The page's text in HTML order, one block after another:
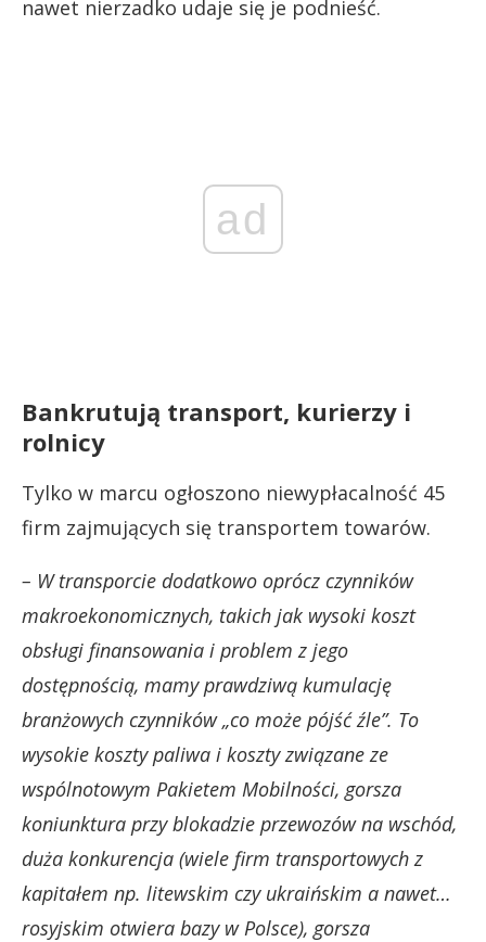
nawet nierzadko udaje się je podnieść.
ad
Bankrutują transport, kurierzy i
rolnicy
Tylko w marcu ogłoszono niewypłacalność 45
firm zajmujących się transportem towarów.
– W transporcie dodatkowo oprócz czynników
makroekonomicznych, takich jak wysoki koszt
obsługi finansowania i problem z jego
dostępnością, mamy prawdziwą kumulację
branżowych czynników „co może pójść źle”. To
wysokie koszty paliwa i koszty związane ze
wspólnotowym Pakietem Mobilności, gorsza
koniunktura przy blokadzie przewozów na wschód,
duża konkurencja (wiele firm transportowych z
kapitałem np. litewskim czy ukraińskim a nawet…
rosyjskim otwiera bazy w Polsce), gorsza